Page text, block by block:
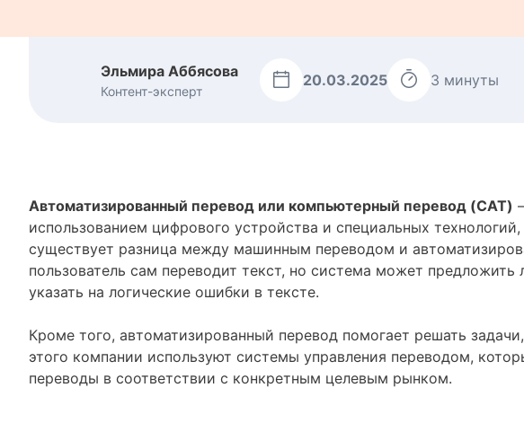
Эльмира Аббясова
Контент-эксперт
20.03.2025 3 минуты
Автоматизированный перевод или компьютерный перевод (CAT)
использованием цифрового устройства и специальных
существует разница между машинным переводом и
пользователь сам переводит текст, но система может
указать на логические ошибки в тексте.
Кроме того, автоматизированный перевод помогает решать
этого компании используют системы управления переводом,
переводы в соответствии с конкретным целевым рынком.